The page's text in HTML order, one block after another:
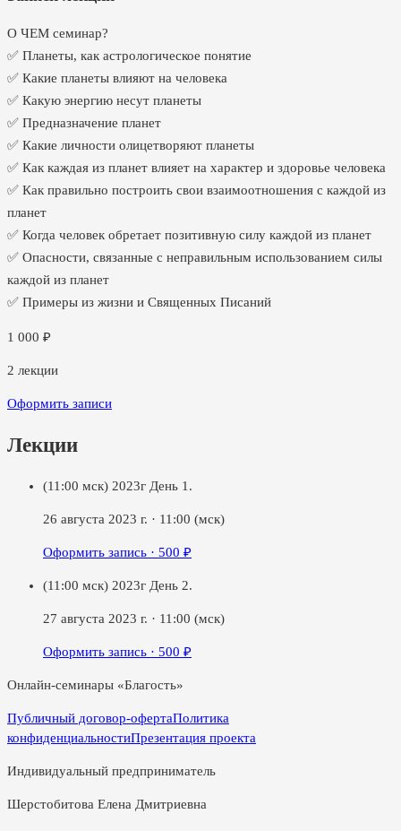
О ЧЕМ семинар?
✅ Планеты, как астрологическое понятие
✅ Какие планеты влияют на человека
✅ Какую энергию несут планеты
✅ Предназначение планет
✅ Какие личности олицетворяют планеты
✅ Как каждая из планет влияет на характер и здоровье человека
✅ Как правильно построить свои взаимоотношения с каждой из
планет
✅ Когда человек обретает позитивную силу каждой из планет
✅ Опасности, связанные с неправильным использованием силы
каждой из планет
✅ Примеры из жизни и Священных Писаний
1 000 ₽
2 лекции
Оформить записи
Лекции
(11:00 мск) 2023г День 1.
26 августа 2023 г. · 11:00 (мск)
Оформить запись · 500 ₽
(11:00 мск) 2023г День 2.
27 августа 2023 г. · 11:00 (мск)
Оформить запись · 500 ₽
Онлайн-семинары «Благость»
Публичный договор-офертаПолитика
конфиденциальностиПрезентация проекта
Индивидуальный предприниматель
Шерстобитова Елена Дмитриевна